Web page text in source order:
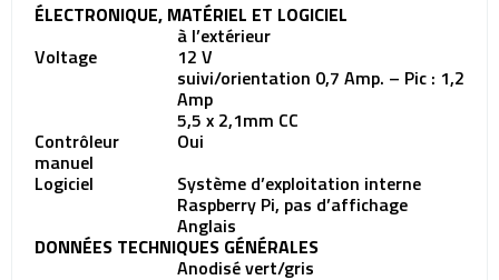
ÉLECTRONIQUE, MATÉRIEL ET LOGICIEL
à l’extérieur
Voltage 12 V
suivi/orientation 0,7 Amp. – Pic : 1,2
Amp
5,5 x 2,1mm CC
Contrôleur
manuel
Oui
Logiciel
Système d’exploitation interne
Raspberry Pi, pas d’affichage
Anglais
DONNÉES TECHNIQUES GÉNÉRALES
Anodisé vert/gris